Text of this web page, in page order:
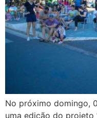
No próximo domingo,
uma edição do projeto